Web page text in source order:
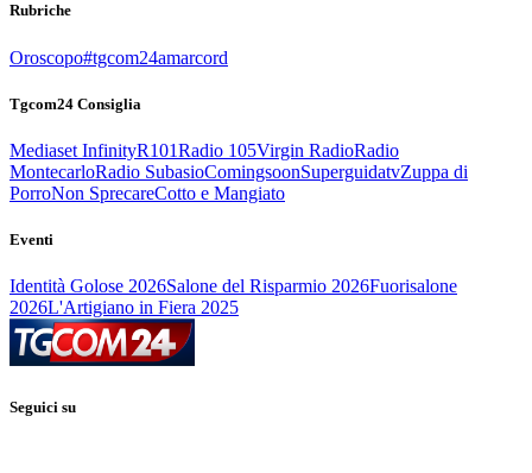
Rubriche
Oroscopo#tgcom24amarcord
Tgcom24 Consiglia
Mediaset InfinityR101Radio 105Virgin RadioRadio
MontecarloRadio SubasioComingsoonSuperguidatvZuppa di
PorroNon SprecareCotto e Mangiato
Eventi
Identità Golose 2026Salone del Risparmio 2026Fuorisalone
2026L'Artigiano in Fiera 2025
Seguici su